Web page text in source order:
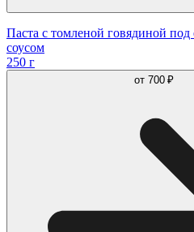
Паста с томленой говядиной
соусом
250 г
от 700 ₽